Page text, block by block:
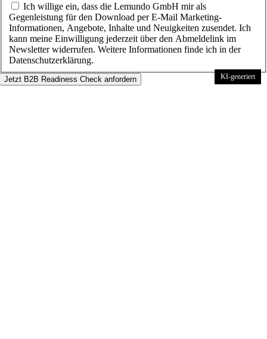
KI-generiert
KI-generiert
KI-generiert
KI-generiert
KI-generiert
KI-generiert
KI-generiert
KI-generiert
KI-generiert
KI-generiert
KI-generiert
KI-generiert
KI-generiert
KI-generiert
KI-generiert
KI-generiert
KI-generiert
KI-generiert
KI-generiert
Ich willige ein, dass die Lemundo GmbH mir als
Gegenleistung für den Download per E-Mail Marketing-
Informationen, Angebote, Inhalte und Neuigkeiten zusendet. Ich
kann meine Einwilligung jederzeit über den Abmeldelink im
Newsletter widerrufen. Weitere Informationen finde ich in der
Datenschutzerklärung.
Jetzt B2B Readiness Check anfordern